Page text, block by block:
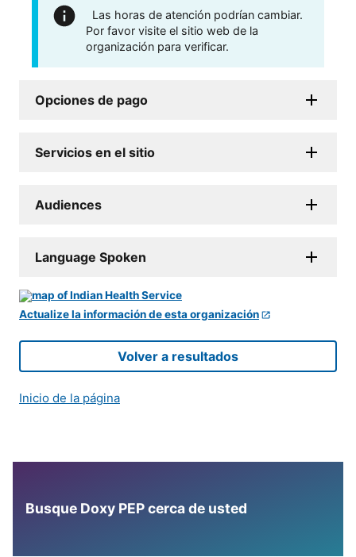
Las horas de atención podrían cambiar.
Por favor visite el sitio web de la
organización para verificar.
Opciones de pago
Servicios en el sitio
Audiences
Language Spoken
Actualize la información de esta organización
Volver a resultados
Inicio de la página
Busque Doxy PEP cerca de usted